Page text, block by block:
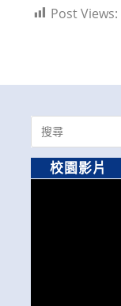
Post Views:
Search
for:
校園影片